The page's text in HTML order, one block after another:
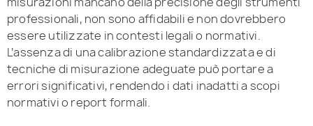
professionali, non sono affidabili e non dovrebbero
essere utilizzate in contesti legali o normativi.
L’assenza di una calibrazione standardizzata e di
tecniche di misurazione adeguate può portare a
errori significativi, rendendo i dati inadatti a scopi
normativi o report formali.